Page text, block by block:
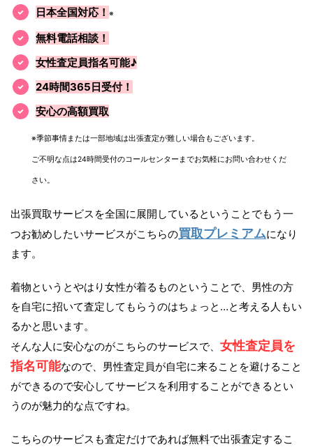
日本全国対応！ ※
無料電話相談！
女性査定員指名可能♪
24時間365日受付！
安心の高額買取
※季節事情または一部地域は出張査定が難しい場合もございます。
ご不明な点は24時間受付のコールセンターまでお気軽にお問い合わせくだ
さい。
出張買取サービスを全国に展開しているということでもう一
つお勧めしたいサービスがこちらの買取プレミアムになり
ます。
着物というとやはり女性が着るものということで、男性の方
を自宅に招いて査定してもらうのはちょっと…と考える人もい
るかと思います。
そんな人に安心なのがこちらのサービスで、 女性査定員を
指名可能なので、男性査定員が自宅に来ることを避けること
ができるので安心してサービスを利用することができるとい
うのが魅力的な点ですね。
こちらのサービスも査定だけであれば無料で出張査定するこ